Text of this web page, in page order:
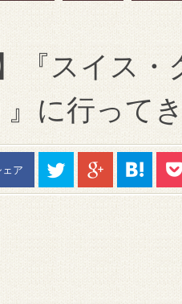
『スイス
に行って
ェア